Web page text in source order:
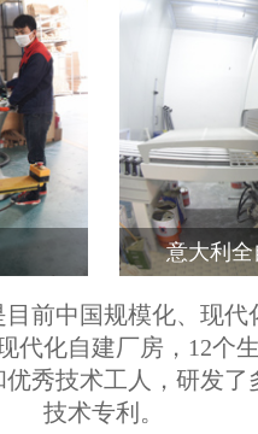
意大利
前中国规模化、现代
代化自建厂房，12个
秀技术工人，研发了
技术专利。